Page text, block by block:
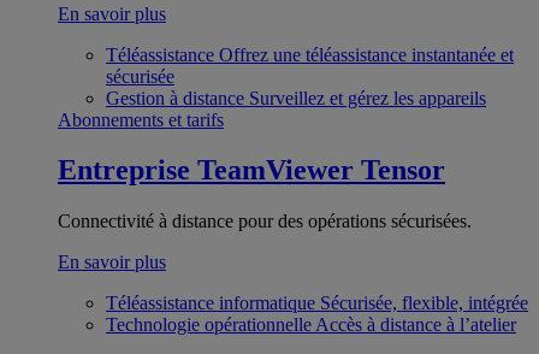
En savoir plus
Téléassistance Offrez une téléassistance instantanée et
sécurisée
Gestion à distance Surveillez et gérez les appareils
Abonnements et tarifs
Entreprise TeamViewer Tensor
Connectivité à distance pour des opérations sécurisées.
En savoir plus
Téléassistance informatique Sécurisée, flexible, intégrée
Technologie opérationnelle Accès à distance à l’atelier